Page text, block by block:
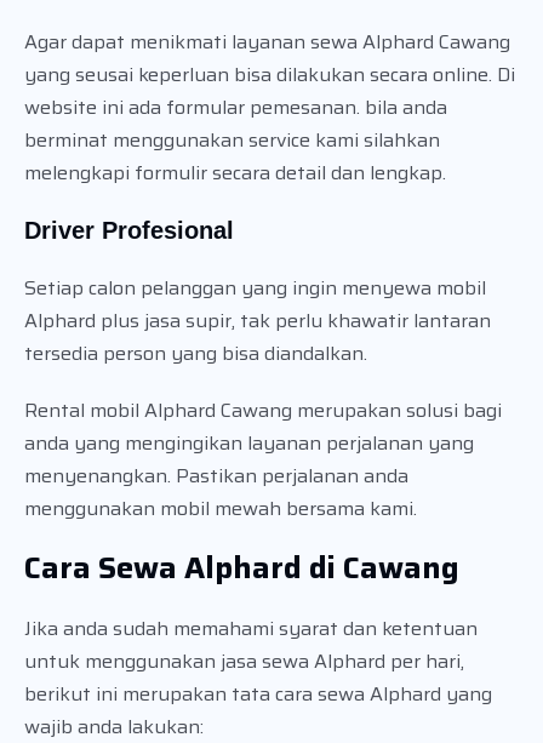
Agar dapat menikmati layanan sewa Alphard Cawang
yang seusai keperluan bisa dilakukan secara online. Di
website ini ada formular pemesanan. bila anda
berminat menggunakan service kami silahkan
melengkapi formulir secara detail dan lengkap.
Driver Profesional
Setiap calon pelanggan yang ingin menyewa mobil
Alphard plus jasa supir, tak perlu khawatir lantaran
tersedia person yang bisa diandalkan.
Rental mobil Alphard Cawang merupakan solusi bagi
anda yang mengingikan layanan perjalanan yang
menyenangkan. Pastikan perjalanan anda
menggunakan mobil mewah bersama kami.
Cara Sewa Alphard di Cawang
Jika anda sudah memahami syarat dan ketentuan
untuk menggunakan jasa sewa Alphard per hari,
berikut ini merupakan tata cara sewa Alphard yang
wajib anda lakukan: